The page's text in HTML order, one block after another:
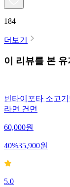
184
더보기
이 리뷰를 본
빈타이포타 소고
라면 건면
60,000원
40%35,900원
5.0